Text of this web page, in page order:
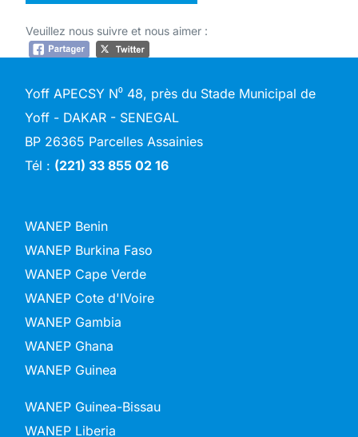
Veuillez nous suivre et nous aimer :
Yoff APECSY N⁰ 48, près du Stade Municipal de
Yoff - DAKAR - SENEGAL
BP 26365 Parcelles Assainies
Tél : (221) 33 855 02 16
WANEP Benin
WANEP Burkina Faso
WANEP Cape Verde
WANEP Cote d'IVoire
WANEP Gambia
WANEP Ghana
WANEP Guinea
WANEP Guinea-Bissau
WANEP Liberia
MEDIATHEQUE